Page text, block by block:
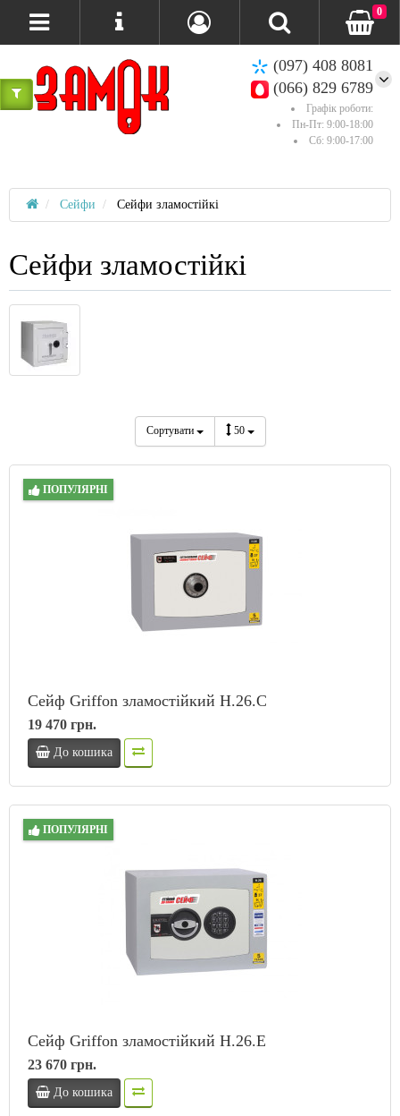
(097) 408 8081
(066) 829 6789
Графік роботи:
Пн-Пт: 9:00-18:00
Сб: 9:00-17:00
0
Сейфи Сейфи зламостійкі
Сейфи зламостійкі
Сортувати 50
ПОПУЛЯРНІ
Сейф Griffon зламостійкий H.26.C
19 470 грн.
До кошика
ПОПУЛЯРНІ
Сейф Griffon зламостійкий H.26.E
23 670 грн.
До кошика